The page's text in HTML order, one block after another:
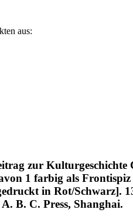
aus:
zur Kulturgeschichte
1 farbig als
in Rot/Schwarz].
B. C. Press, Shanghai.